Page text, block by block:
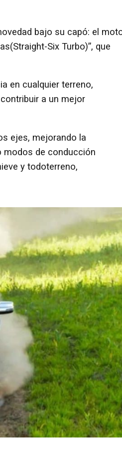
bajo su capó: el
Six Turbo)”, que
en cualquier terreno,
a un mejor
ejes, mejorando la
modos de conducción
y todoterreno,